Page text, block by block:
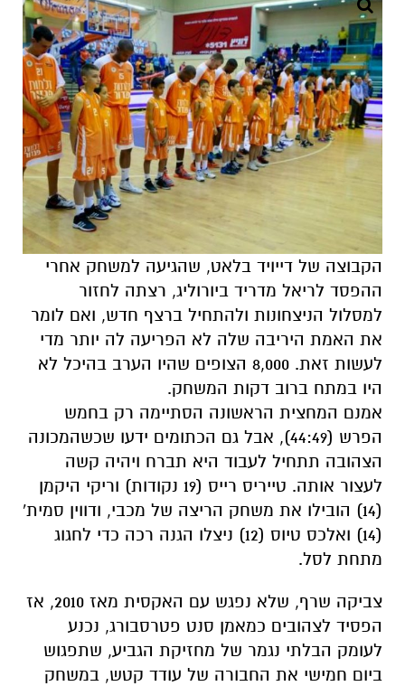
הקבוצה של דייויד בלאט, שהגיעה למשחק אחרי
ההפסד לריאל מדריד ביורוליג, רצתה לחזור
למסלול הניצחונות ולהתחיל ברצף חדש, ואם לומר
את האמת היריבה שלה לא הפריעה לה יותר מדי
לעשות זאת. 8,000 הצופים שהיו הערב בהיכל לא
היו במתח ברוב דקות המשחק.
אמנם המחצית הראשונה הסתיימה רק בחמש
הפרש (44:49), אבל גם הכתומים ידעו שכשהמכונה
הצהובה תתחיל לעבוד היא תברח ויהיה קשה
לעצור אותה. טייריס רייס (19 נקודות) וריקי היקמן
(14) הובילו את משחק הריצה של מכבי, ודווין סמית'
(14) ואלכס טיוס (12) ניצלו הגנה רכה כדי לחגוג
מתחת לסל.
צביקה שרף, שלא נפגש עם האקסית מאז 2010, אז
הפסיד לצהובים כמאמן סנט פטרסבורג, נכנע
לעומק הבלתי נגמר של מחזיקת הגביע, שתפגוש
ביום חמישי את החבורה של עודד קטש, במשחק